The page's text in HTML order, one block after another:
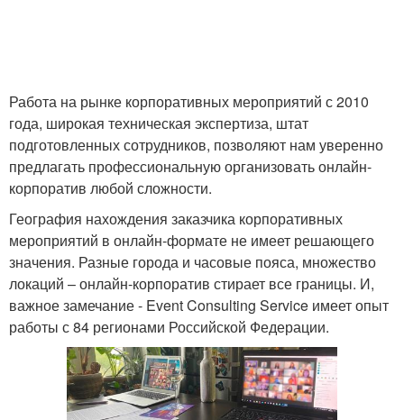
Работа на рынке корпоративных мероприятий с 2010
года, широкая техническая экспертиза, штат
подготовленных сотрудников, позволяют нам уверенно
предлагать профессиональную организовать онлайн-
корпоратив любой сложности.
География нахождения заказчика корпоративных
мероприятий в онлайн-формате не имеет решающего
значения. Разные города и часовые пояса, множество
локаций – онлайн-корпоратив стирает все границы. И,
важное замечание - Event Consulting Service имеет опыт
работы с 84 регионами Российской Федерации.